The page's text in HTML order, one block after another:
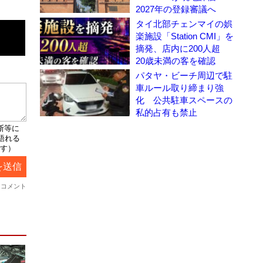
2027年の登録審議へ
タイ北部チェンマイの娯
楽施設「Station CMI」を
摘発、店内に200人超
20歳未満の客を確認
パタヤ・ビーチ周辺で駐
車ルール取り締まり強
化 公共駐車スペースの
私的占有も禁止